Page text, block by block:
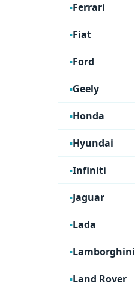
Ferrari
Fiat
Ford
Geely
Honda
Hyundai
Infiniti
Jaguar
Lada
Lamborghini
Land Rover